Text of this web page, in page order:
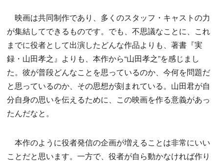
映画は共同制作であり、多くのスタッフ・キャストの力
が集結してできるものです。でも、不思議なことに、これ
までに役者として出演したどんな作品よりも、著書『実
録・山田孝之』よりも、本作から“山田孝之”を感じまし
た。彼が普段どんなことを思っているのか、今何を問題だ
と思っているのか、その思想が刻まれている。山田君が自
分自身の思いを伝えるために、この映画を作る意義があっ
たんだなと。
本作のように役者発信の企画が増えることは非常にいい
ことだと思います。一方で、役者が自ら動かなければ作り